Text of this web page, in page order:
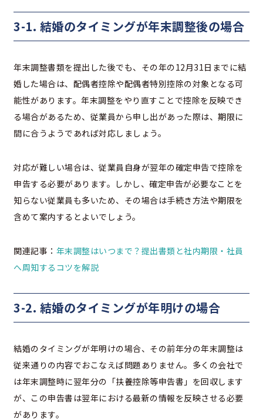
3-1. 結婚のタイミングが年末調整後の場合
年末調整書類を提出した後でも、その年の12月31日までに結
婚した場合は、配偶者控除や配偶者特別控除の対象となる可
能性があります。年末調整をやり直すことで控除を反映でき
る場合があるため、従業員から申し出があった際は、期限に
間に合うようであれば対応しましょう。
対応が難しい場合は、従業員自身が翌年の確定申告で控除を
申告する必要があります。しかし、確定申告が必要なことを
知らない従業員も多いため、その場合は手続き方法や期限を
含めて案内するとよいでしょう。
関連記事： 年末調整はいつまで？提出書類と社内期限・社員
へ周知するコツを解説
3-2. 結婚のタイミングが年明けの場合
結婚のタイミングが年明けの場合、その前年分の年末調整は
従来通りの内容でおこなえば問題ありません。多くの会社で
は年末調整時に翌年分の「扶養控除等申告書」を回収します
が、この申告書は翌年における最新の情報を反映させる必要
があります。